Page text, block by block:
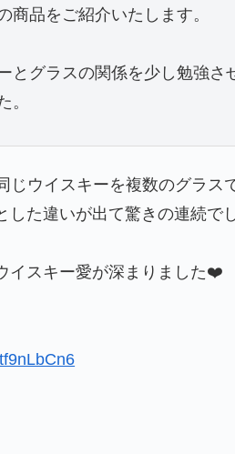
品をご紹介いたします。
グラスの関係を少し勉強さ
。
ウイスキーを複数のグラス
した違いが出て驚きの連続で
イスキー愛が深まりました❤️